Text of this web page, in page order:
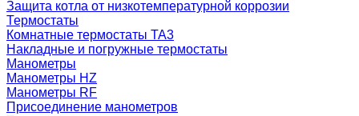
Защита котла от низкотемпературной коррозии
Термостаты
Комнатные термостаты TA3
Накладные и погружные термостаты
Манометры
Манометры HZ
Манометры RF
Присоединение манометров